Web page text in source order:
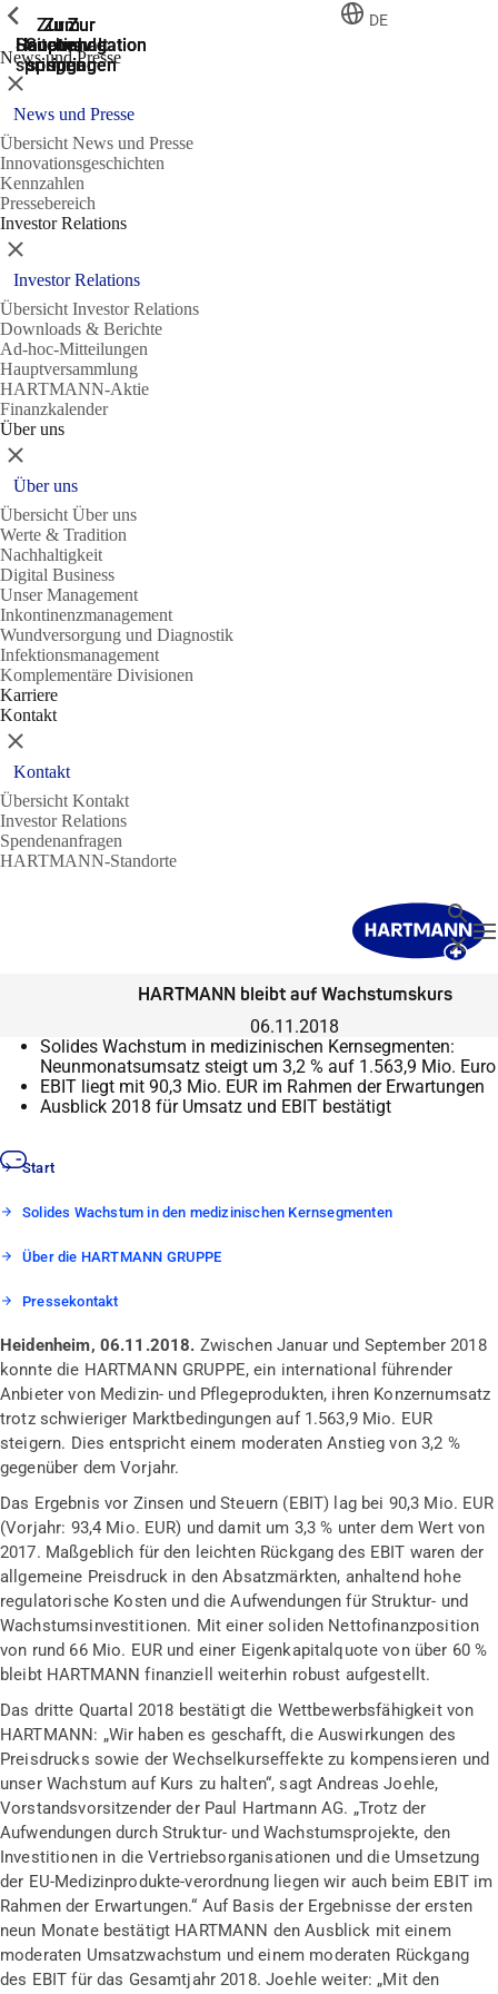
Zur
Suche
springen
Zur
Hauptnavigation
springen
Zur
Hauptnavigation
springen
Zum
Hauptinhalt
springen
Zum
Seitenende
springen
DE
News und Presse
Zeige vorherige
Schließen
News und Presse
Übersicht News und Presse
Innovationsgeschichten
Kennzahlen
Pressebereich
Investor Relations
Zeige vorherige
Schließen
Investor Relations
Übersicht Investor Relations
Downloads & Berichte
Ad-hoc-Mitteilungen
Hauptversammlung
HARTMANN-Aktie
Finanzkalender
Über uns
Zeige vorherige
Schließen
Über uns
Übersicht Über uns
Werte & Tradition
Nachhaltigkeit
Digital Business
Unser Management
Inkontinenzmanagement
Wundversorgung und Diagnostik
Infektionsmanagement
Komplementäre Divisionen
Karriere
Kontakt
Zeige vorherige
Schließen
Kontakt
Übersicht Kontakt
Investor Relations
Spendenanfragen
HARTMANN-Standorte
Suche
HARTMANN bleibt auf Wachstumskurs
06.11.2018
Solides Wachstum in medizinischen Kernsegmenten:
Neunmonatsumsatz steigt um 3,2 % auf 1.563,9 Mio. Euro
EBIT liegt mit 90,3 Mio. EUR im Rahmen der Erwartungen
Ausblick 2018 für Umsatz und EBIT bestätigt
Start
Solides Wachstum in den medizinischen Kernsegmenten
Über die HARTMANN GRUPPE
Pressekontakt
Heidenheim, 06.11.2018. Zwischen Januar und September 2018
konnte die HARTMANN GRUPPE, ein international führender
Anbieter von Medizin- und Pflegeprodukten, ihren Konzernumsatz
trotz schwieriger Marktbedingungen auf 1.563,9 Mio. EUR
steigern. Dies entspricht einem moderaten Anstieg von 3,2 %
gegenüber dem Vorjahr.
Das Ergebnis vor Zinsen und Steuern (EBIT) lag bei 90,3 Mio. EUR
(Vorjahr: 93,4 Mio. EUR) und damit um 3,3 % unter dem Wert von
2017. Maßgeblich für den leichten Rückgang des EBIT waren der
allgemeine Preisdruck in den Absatzmärkten, anhaltend hohe
regulatorische Kosten und die Aufwendungen für Struktur- und
Wachstumsinvestitionen. Mit einer soliden Nettofinanzposition
von rund 66 Mio. EUR und einer Eigenkapitalquote von über 60 %
bleibt HARTMANN finanziell weiterhin robust aufgestellt.
Das dritte Quartal 2018 bestätigt die Wettbewerbsfähigkeit von
HARTMANN: „Wir haben es geschafft, die Auswirkungen des
Preisdrucks sowie der Wechselkurseffekte zu kompensieren und
unser Wachstum auf Kurs zu halten“, sagt Andreas Joehle,
Vorstandsvorsitzender der Paul Hartmann AG. „Trotz der
Aufwendungen durch Struktur- und Wachstumsprojekte, den
Investitionen in die Vertriebsorganisationen und die Umsetzung
der EU-Medizinprodukte-verordnung liegen wir auch beim EBIT im
Rahmen der Erwartungen.“ Auf Basis der Ergebnisse der ersten
neun Monate bestätigt HARTMANN den Ausblick mit einem
moderaten Umsatzwachstum und einem moderaten Rückgang
des EBIT für das Gesamtjahr 2018. Joehle weiter: „Mit den